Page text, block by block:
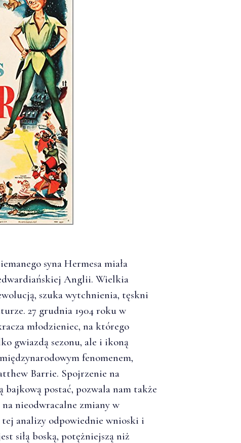
syna Hermesa miała
Anglii. Wielkia
szuka wytchnienia, tęskni
27 grudnia 1904 roku w
młodzieniec, na którego
gwiazdą sezonu, ale i ikoną
fenomenem,
Barrie. Spojrzenie na
postać, pozwala nam także
nieodwracalne zmiany w
tej analizy odpowiednie wnioski i
siłą boską, potężniejszą niż